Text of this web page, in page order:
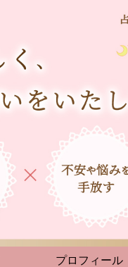
プロフィール